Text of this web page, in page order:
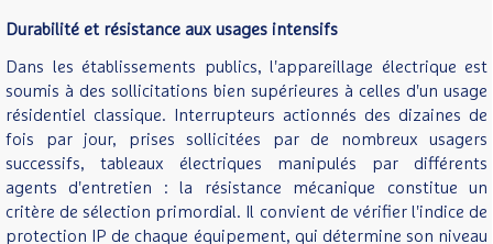
Durabilité et résistance aux usages intensifs
Dans les établissements publics, l'appareillage électrique est
soumis à des sollicitations bien supérieures à celles d'un usage
résidentiel classique. Interrupteurs actionnés des dizaines de
fois par jour, prises sollicitées par de nombreux usagers
successifs, tableaux électriques manipulés par différents
agents d'entretien : la résistance mécanique constitue un
critère de sélection primordial. Il convient de vérifier l'indice de
protection IP de chaque équipement, qui détermine son niveau